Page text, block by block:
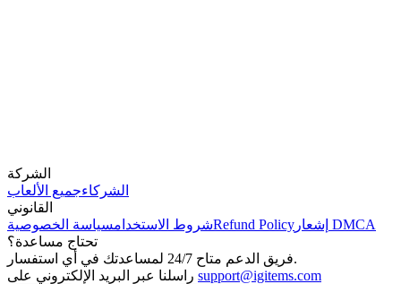
الشركة
الشركاءجميع الألعاب
القانوني
شروط الاستخدامسياسة الخصوصية Refund Policy
إشعار DMCA
تحتاج مساعدة؟
فريق الدعم متاح 24/7 لمساعدتك في أي استفسار.
support@igitems.com